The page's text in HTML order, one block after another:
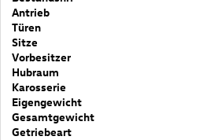
Antrieb
Türen
Sitze
Vorbesitzer
Hubraum
Karosserie
Eigengewicht
Gesamtgewicht
Getriebeart